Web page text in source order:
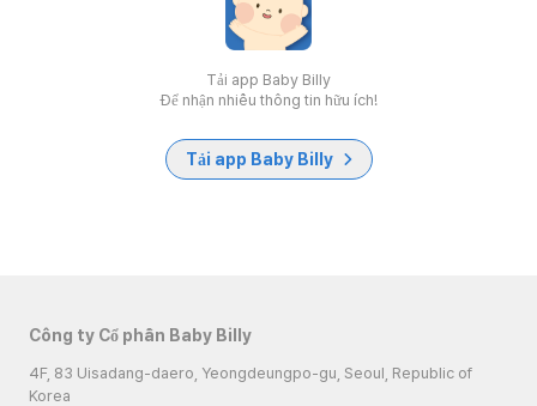
Tải app Baby Billy
Để nhận nhiều thông tin hữu ích!
Tải app Baby Billy
Công ty Cổ phần Baby Billy
4F, 83 Uisadang-daero, Yeongdeungpo-gu, Seoul, Republic of
Korea